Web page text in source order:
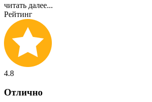
читать далее...
Рейтинг
4.8
Отлично